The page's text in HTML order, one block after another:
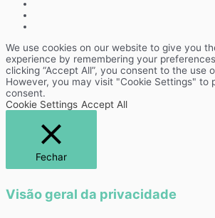
We use cookies on our website to give you
experience by remembering your
clicking “Accept All”, you consent to the use
However, you may visit "Cookie Settings" to
consent.
Cookie Settings Accept All
Fechar
Visão geral da privacidade